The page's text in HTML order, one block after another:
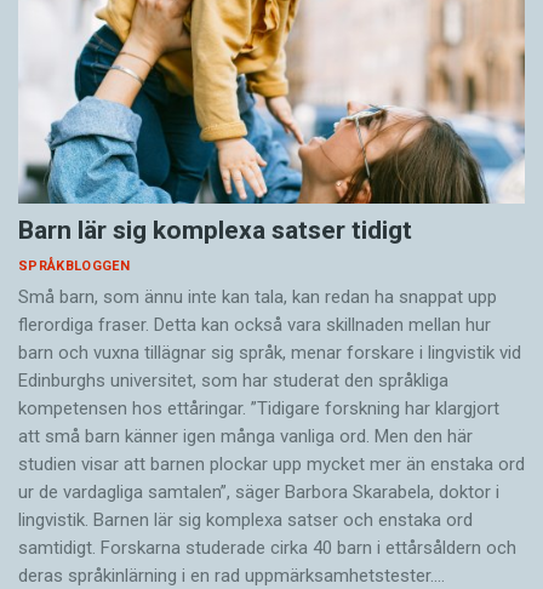
Barn lär sig komplexa satser tidigt
SPRÅKBLOGGEN
Små barn, som ännu inte kan tala, kan redan ha snappat upp
flerordiga fraser. Detta kan också vara skillnaden mellan hur
barn och vuxna tillägnar sig språk, menar forskare i lingvistik vid
Edinburghs universitet, som har studerat den språkliga
kompetensen hos ettåringar. ”Tidigare forskning har klargjort
att små barn känner igen många vanliga ord. Men den här
studien visar att barnen plockar upp mycket mer än enstaka ord
ur de vardagliga samtalen”, säger Barbora Skarabela, doktor i
lingvistik. Barnen lär sig komplexa satser och enstaka ord
samtidigt. Forskarna studerade cirka 40 barn i ettårsåldern och
deras språkinlärning i en rad uppmärksamhetstester.…